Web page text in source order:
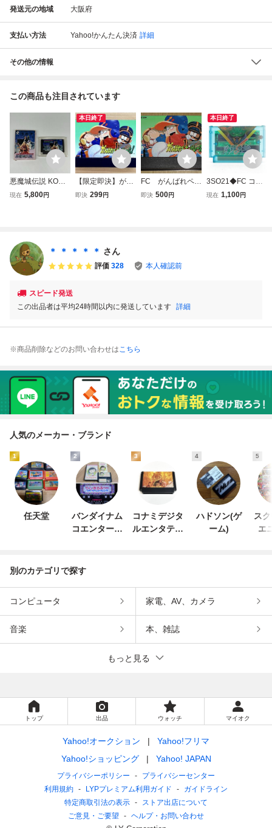
発送元の地域 大阪府
支払い方法 Yahoo!かんたん決済 詳細
その他の情報
この商品も注目されています
悪魔城伝説 KONA
MI FC コナミ ファ
現在 5,800円
本日終了
【限定即決】がん
ばれペナントレー
即決 299円
FC がんばれペナ
ントレース！ フ
即決 500円
本日終了
3SO21◆FC コナ
ミ RC821 沙羅曼
現在 1,100円
＊ ＊ ＊ ＊ ＊ さん
評価 328 本人確認前
スピード発送
この出品者は平均24時間以内に発送しています 詳細
※商品削除などのお問い合わせはこちら
人気のメーカー・ブランド
1
任天堂
2
バンダイナム
コエンターテ
3
コナミデジタ
ルエンタテイ
4
ハドソン(ゲ
ーム)
5
ス
エ
別のカテゴリで探す
コンピュータ 家電、AV、カメラ
音楽 本、雑誌
もっと見る
トップ 出品 ウォッチ マイオク
Yahoo!オークション
Yahoo!フリマ
Yahoo!ショッピング
Yahoo! JAPAN
プライバシーポリシー
プライバシーセンター
利用規約
LYPプレミアム利用ガイド
ガイドライン
特定商取引法の表示
ストア出店について
ご意見・ご要望
ヘルプ・お問い合わせ